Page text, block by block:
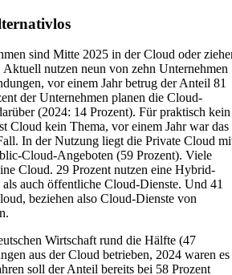
sind Mitte 2025 in der Cloud oder
nutzen neun von zehn Unternehmen
vor einem Jahr betrug der Anteil 81
der Unternehmen planen die Cloud-
(2024: 14 Prozent). Für praktisch kein
Cloud kein Thema, vor einem Jahr war das
In der Nutzung liegt die Private Cloud
Cloud-Angeboten (59 Prozent). Viele
Cloud. 29 Prozent nutzen eine Hybrid-
auch öffentliche Cloud-Dienste. Und 41
beziehen also Cloud-Dienste von
Wirtschaft rund die Hälfte (47
aus der Cloud betrieben, 2024 waren es
soll der Anteil bereits bei 58 Prozent